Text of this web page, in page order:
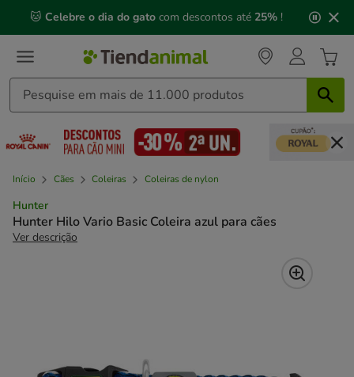
mensagem,
🐱 Celebre o dia do gato com descontos até 25% !
Início Cães Coleiras Coleiras de nylon
Hunter
Hunter Hilo Vario Basic Coleira azul para cães
Ver descrição